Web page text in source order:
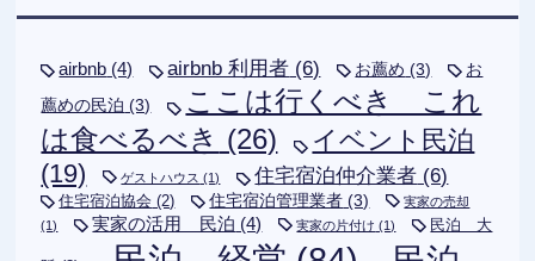
airbnb (4) airbnb 利用者 (6) お薦め (3)
お
薦めの民泊 (3)
ここは行くべき これ
は食べるべき (26)
イベント民泊
(19)
ゲストハウス (1) 住宅宿泊仲介業者 (6)
住宅宿泊協会 (2) 住宅宿泊管理業者 (3)
実家の売却
(1)
実家の活用 民泊 (4) 実家の片付け (1) 民泊 大